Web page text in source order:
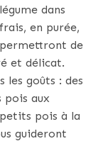
dans
en purée,
permettront de
et délicat.
les goûts : des
pois aux
pois à la
guideront